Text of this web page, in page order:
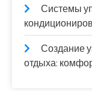
Системы
Создание
отдыха: